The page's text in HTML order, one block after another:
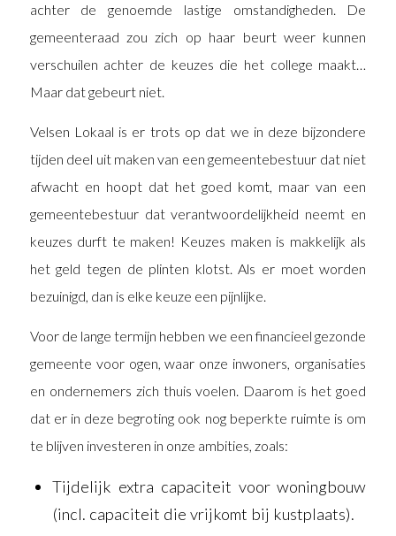
achter de genoemde lastige omstandigheden. De
gemeenteraad zou zich op haar beurt weer kunnen
verschuilen achter de keuzes die het college maakt…
Maar dat gebeurt niet.
Velsen Lokaal is er trots op dat we in deze bijzondere
tijden deel uit maken van een gemeentebestuur dat niet
afwacht en hoopt dat het goed komt, maar van een
gemeentebestuur dat verantwoordelijkheid neemt en
keuzes durft te maken! Keuzes maken is makkelijk als
het geld tegen de plinten klotst. Als er moet worden
bezuinigd, dan is elke keuze een pijnlijke.
Voor de lange termijn hebben we een financieel gezonde
gemeente voor ogen, waar onze inwoners, organisaties
en ondernemers zich thuis voelen. Daarom is het goed
dat er in deze begroting ook nog beperkte ruimte is om
te blijven investeren in onze ambities, zoals:
Tijdelijk extra capaciteit voor woningbouw
(incl. capaciteit die vrijkomt bij kustplaats).